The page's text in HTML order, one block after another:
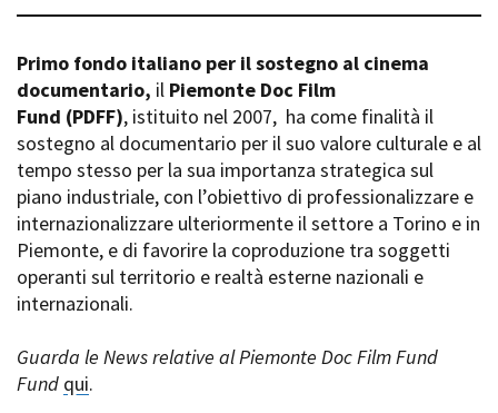
Partner
Rete regionale
Bilancio sociale
Amministrazione
trasparente
Bandi e gare
Sostenibilità ambientale
SERVIZI
Servizi generali
Spazi nella sede FCTP
Sala Casting
Sala Paolo Tenna
Guarda che storia!
La Grazia - Immagini e
location della Torino di Paolo
Sorrentino
Open Day
Ciak in TOur!
FESTIVAL, MARKETS,
AWARDS
International Film Festival
Festival de Cannes
Primo fondo italiano per il sostegno al cinema
documentario, il Piemonte Doc Film
Fund (PDFF), istituito nel 2007, ha come finalità il
sostegno al documentario per il suo valore culturale e al
tempo stesso per la sua importanza strategica sul
piano industriale, con l’obiettivo di professionalizzare e
internazionalizzare ulteriormente il settore a Torino e in
Piemonte, e di favorire la coproduzione tra soggetti
operanti sul territorio e realtà esterne nazionali e
internazionali.
Guarda le News relative al Piemonte Doc Film Fund
Fund qui.